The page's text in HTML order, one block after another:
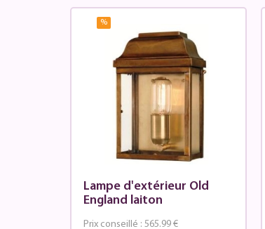
%
Lampe d'extérieur Old
England laiton
Prix conseillé : 565.99 €